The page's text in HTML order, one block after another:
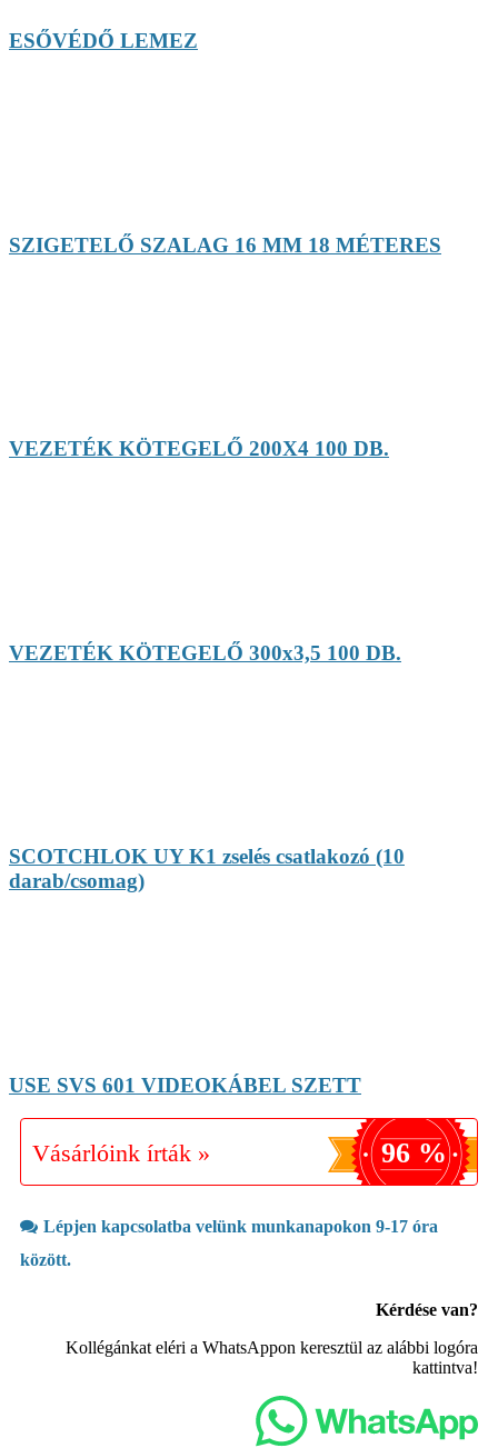
ESŐVÉDŐ LEMEZ
SZIGETELŐ SZALAG 16 MM 18 MÉTERES
VEZETÉK KÖTEGELŐ 200X4 100 DB.
VEZETÉK KÖTEGELŐ 300x3,5 100 DB.
SCOTCHLOK UY K1 zselés csatlakozó (10
darab/csomag)
USE SVS 601 VIDEOKÁBEL SZETT
Vásárlóink írták » 96 %
Lépjen kapcsolatba velünk munkanapokon 9-17 óra
között.
Kérdése van?
Kollégánkat eléri a WhatsAppon keresztül az alábbi logóra
kattintva!